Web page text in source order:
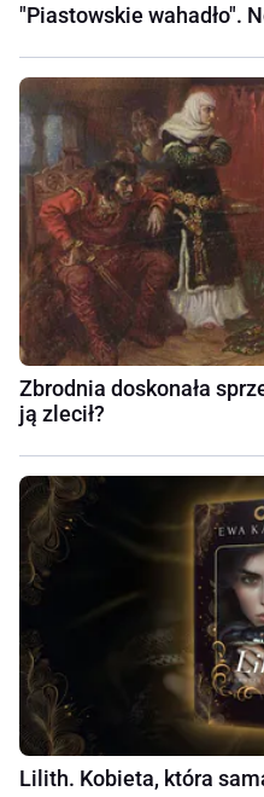
"Piastowskie wahadło".
Zbrodnia doskonała
ją zlecił?
Lilith. Kobieta, która